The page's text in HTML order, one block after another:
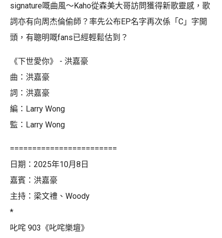
signature嘅曲風～Kaho從森美大哥訪問獲得新歌靈感，歌
詞亦有向周杰倫偷師？率先公布EP名字再次係「C」字開
頭，有聰明嘅fans已經輕鬆估到？
《下世愛你》 - 洪嘉豪
曲：洪嘉豪
詞：洪嘉豪
編：Larry Wong
監：Larry Wong
========================
日期：2025年10月8日
嘉賓：洪嘉豪
主持：梁文禮、Woody
*
叱咤 903《叱咤樂壇》